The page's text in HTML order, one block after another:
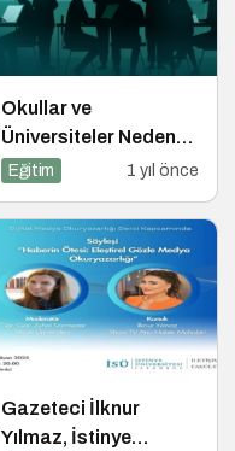
Okullar ve
Üniversiteler Neden
Siber Saldırıların
Eğitim 1 yıl önce
Gazeteci İlknur
Yılmaz, İstinye